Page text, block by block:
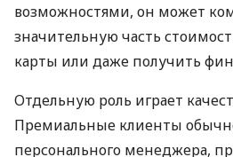
возможностями, он может
значительную часть
карты или даже получить
Отдельную роль играет
Премиальные клиенты
персонального менеджера,